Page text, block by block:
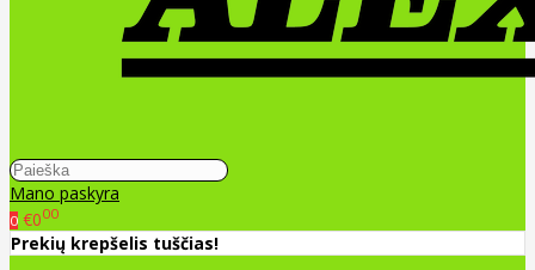
Mano paskyra
0 €000
Prekių krepšelis tuščias!